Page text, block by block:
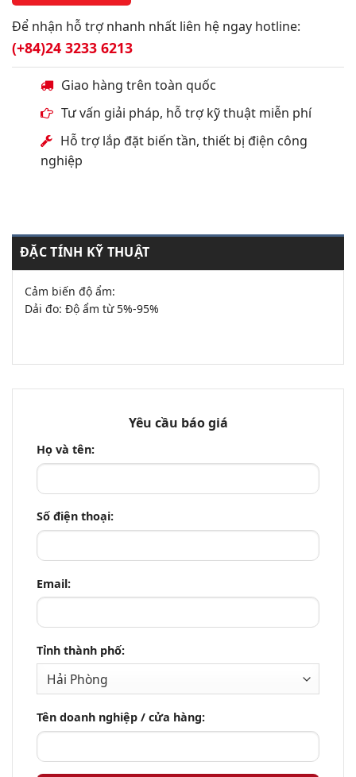
Để nhận hỗ trợ nhanh nhất liên hệ ngay hotline:
(+84)24 3233 6213
Giao hàng trên toàn quốc
Tư vấn giải pháp, hỗ trợ kỹ thuật miễn phí
Hỗ trợ lắp đặt biến tần, thiết bị điện công
nghiệp
ĐẶC TÍNH KỸ THUẬT
Cảm biến độ ẩm:
Dải đo: Độ ẩm từ 5%-95%
Yêu cầu báo giá
Họ và tên:
Số điện thoại:
Email:
Tỉnh thành phố:
Tên doanh nghiệp / cửa hàng: